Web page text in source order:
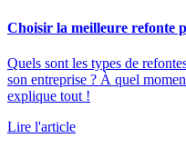
Choisir la meilleure refonte
Quels sont les types de
son entreprise ? À quel
explique tout !
Lire l'article